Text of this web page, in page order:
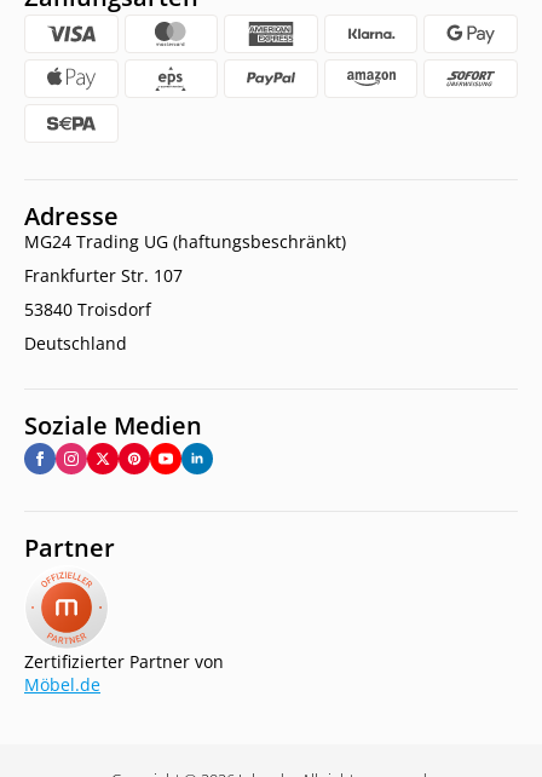
Adresse
MG24 Trading UG (haftungsbeschränkt)
Frankfurter Str. 107
53840 Troisdorf
Deutschland
Soziale Medien
Partner
Zertifizierter Partner von
Möbel.de